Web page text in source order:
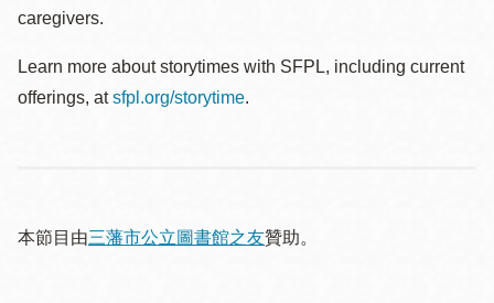
caregivers.
Learn more about storytimes with SFPL, including current
offerings, atsfpl.org/storytime.
本節目由三藩市公立圖書館之友贊助。